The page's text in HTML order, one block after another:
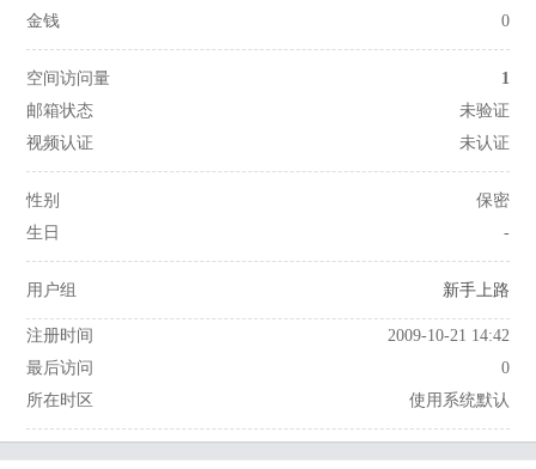
金钱
0
空间访问量
1
邮箱状态
未验证
视频认证
未认证
性别
保密
生日
-
用户组 新手上路
注册时间
2009-10-21 14:42
最后访问
0
所在时区
使用系统默认